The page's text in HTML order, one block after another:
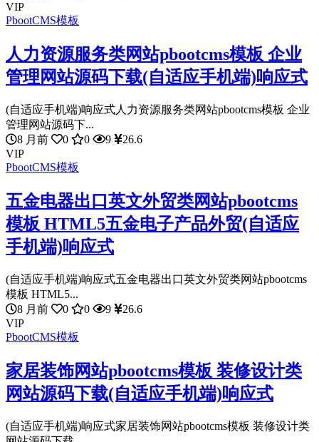
VIP
PbootCMS模板
人力资源服务类网站pbootcms模板 企业
管理网站源码下载(自适应手机端)响应式
(自适应手机端)响应式人力资源服务类网站pbootcms模板 企业
管理网站源码下...
8 月前
0 0 9
26.6
VIP
PbootCMS模板
五金电器出口英文外贸类网站pbootcms
模板 HTML5五金电子产品外贸(自适应
手机端)响应式
(自适应手机端)响应式五金电器出口英文外贸类网站pbootcms
模板 HTML5...
8 月前
0 0 9
26.6
VIP
PbootCMS模板
家居装饰网站pbootcms模板 装修设计类
网站源码下载(自适应手机端)响应式
(自适应手机端)响应式家居装饰网站pbootcms模板 装修设计类